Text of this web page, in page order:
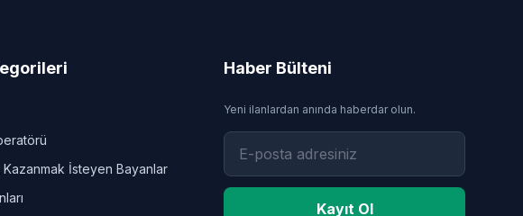
Kazanmak İsteyen Bayanlar
Haber Bülteni
Yeni ilanlardan anında haberdar olun.
Kayıt Ol